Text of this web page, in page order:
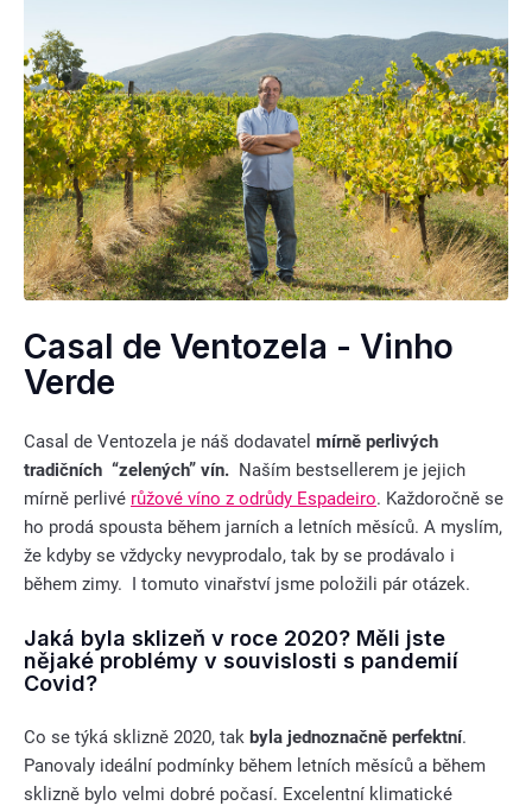
Casal de Ventozela - Vinho
Verde
Casal de Ventozela je náš dodavatel mírně perlivých
tradičních “zelených” vín. Naším bestsellerem je jejich
mírně perlivé růžové víno z odrůdy Espadeiro. Každoročně se
ho prodá spousta během jarních a letních měsíců. A myslím,
že kdyby se vždycky nevyprodalo, tak by se prodávalo i
během zimy. I tomuto vinařství jsme položili pár otázek.
Jaká byla sklizeň v roce 2020? Měli jste
nějaké problémy v souvislosti s pandemií
Covid?
Co se týká sklizně 2020, tak byla jednoznačně perfektní.
Panovaly ideální podmínky během letních měsíců a během
sklizně bylo velmi dobré počasí. Excelentní klimatické